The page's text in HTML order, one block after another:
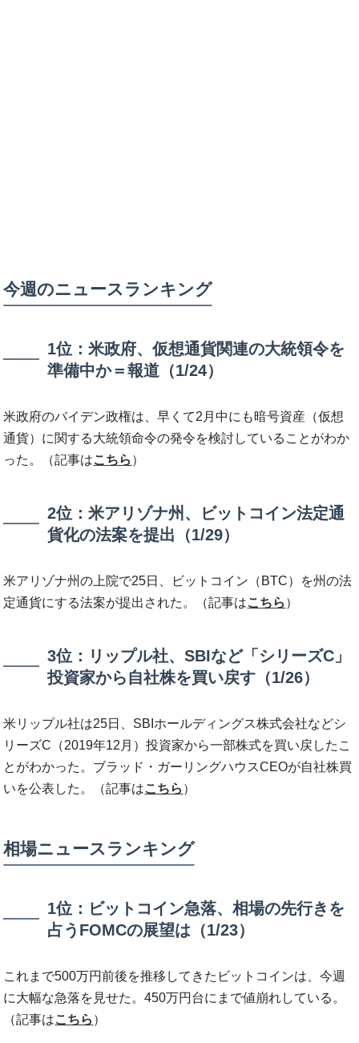
今週のニュースランキング
1位：米政府、仮想通貨関連の大統領令を
準備中か＝報道（1/24）
米政府のバイデン政権は、早くて2月中にも暗号資産（仮想
通貨）に関する大統領命令の発令を検討していることがわか
った。（記事はこちら ）
2位：米アリゾナ州、ビットコイン法定通
貨化の法案を提出（1/29）
米アリゾナ州の上院で25日、ビットコイン（BTC）を州の法
定通貨にする法案が提出された。（記事はこちら ）
3位：リップル社、SBIなど「シリーズC」
投資家から自社株を買い戻す（1/26）
米リップル社は25日、SBIホールディングス株式会社などシ
リーズC（2019年12月）投資家から一部株式を買い戻したこ
とがわかった。ブラッド・ガーリングハウスCEOが自社株買
いを公表した。（記事はこちら ）
相場ニュースランキング
1位：ビットコイン急落、相場の先行きを
占うFOMCの展望は（1/23）
これまで500万円前後を推移してきたビットコインは、今週
に大幅な急落を見せた。450万円台にまで値崩れしている。
（記事はこちら ）